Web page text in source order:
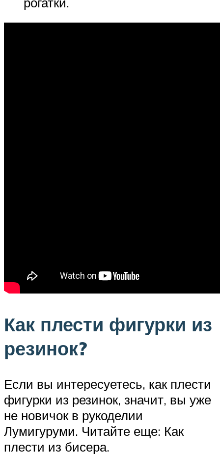
Как плести фигурки из
резинок?
Если вы интересуетесь, как плести
фигурки из резинок, значит, вы уже
не новичок в рукоделии
Лумигуруми. Читайте еще: Как
плести из бисера.